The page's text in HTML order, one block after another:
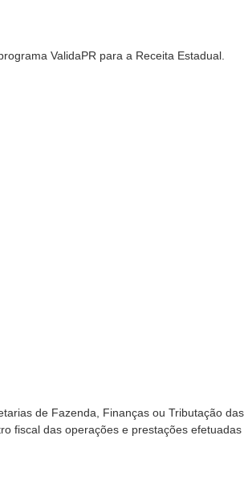
ValidaPR para a Receita Estadual.
de Fazenda, Finanças ou Tributação das
fiscal das operações e prestações efetuadas